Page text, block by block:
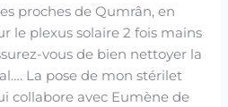
proches de Qumrân, en
le plexus solaire 2 fois mains
vous de bien nettoyer la
La pose de mon stérilet
collabore avec Eumène de